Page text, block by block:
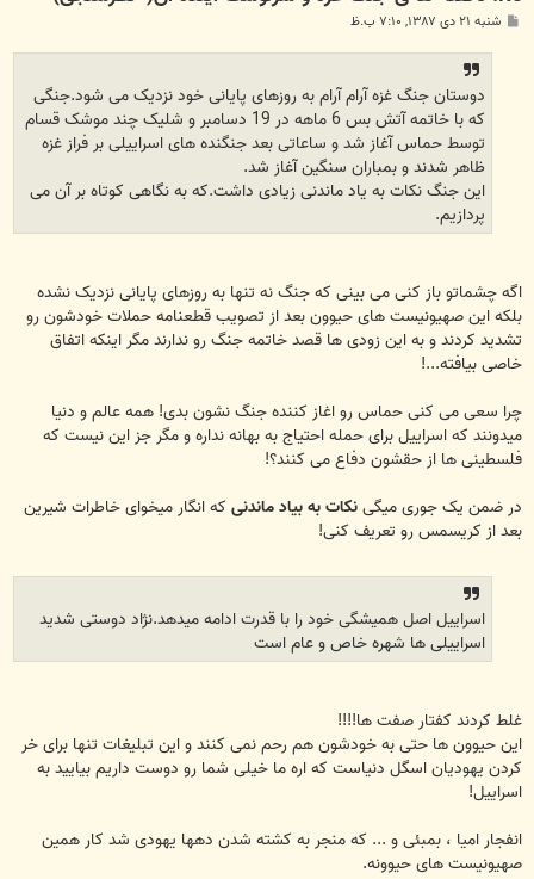
پ شنبه ۲۱ دی ۱۳۸۷, ۷:۱۰ ب.ظ
دوستان جنگ غزه آرام آرام به روزهای پایانی خود نزدیک می شود.جنگی
که با خاتمه آتش بس 6 ماهه در 19 دسامبر و شلیک چند موشک قسام
توسط حماس آغاز شد و ساعاتی بعد جنگنده های اسراییلی بر فراز غزه
ظاهر شدند و بمباران سنگین آغاز شد.
این جنگ نکات به یاد ماندنی زیادی داشت.که به نگاهی کوتاه بر آن می
پردازیم.
اگه چشماتو باز کنی می بینی که جنگ نه تنها به روزهای پایانی نزدیک نشده
بلکه این صهیونیست های حیوون بعد از تصویب قطعنامه حملات خودشون رو
تشدید کردند و به این زودی ها قصد خاتمه جنگ رو ندارند مگر اینکه اتفاق
خاصی بیافته...!
چرا سعی می کنی حماس رو اغاز کننده جنگ نشون بدی! همه عالم و دنیا
میدونند که اسراییل برای حمله احتیاج به بهانه نداره و مگر جز این نیست که
فلسطینی ها از حقشون دفاع می کنند؟!
در ضمن یک جوری میگینکات به بیاد ماندنیکه انگار میخوای خاطرات شیرین
بعد از کریسمس رو تعریف کنی!
اسراییل اصل همیشگی خود را با قدرت ادامه میدهد.نژاد دوستی شدید
اسراییلی ها شهره خاص و عام است
غلط کردند کفتار صفت ها!!!!
این حیوون ها حتی به خودشون هم رحم نمی کنند و این تبلیغات تنها برای خر
کردن یهودیان اسگل دنیاست که اره ما خیلی شما رو دوست داریم بیایید به
اسراییل!
انفجار امیا ، بمبئی و ... که منجر به کشته شدن دهها یهودی شد کار همین
صهیونیست های حیوونه.